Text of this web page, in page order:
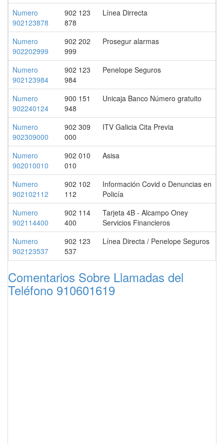
Numero
902123878
902 123
878
Línea Dirrecta
Numero
902202999
902 202
999
Prosegur alarmas
Numero
902123984
902 123
984
Penelope Seguros
Numero
902240124
900 151
948
Unicaja Banco Número gratuito
Numero
902309000
902 309
000
ITV Galicia Cita Previa
Numero
902010010
902 010
010
Asisa
Numero
902102112
902 102
112
Información Covid o Denuncias en
Policía
Numero
902114400
902 114
400
Tarjeta 4B - Alcampo Oney
Servicios Financieros
Numero
902123537
902 123
537
Línea Directa / Penelope Seguros
Comentarios Sobre Llamadas del
Teléfono 910601619